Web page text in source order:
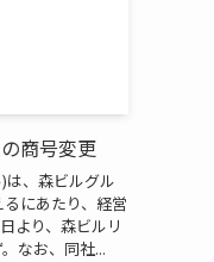
商号変更
は、森ビルグル
にあたり、経営
より、森ビルリ
なお、同社...